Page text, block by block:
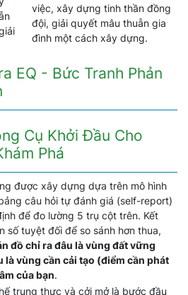
việc, xây dựng tinh thần đồng
đội, giải quyết mâu thuẫn gia
đình một cách xây dựng.
EQ - Bức Tranh Phản
Cụ Khởi Đầu Cho
Phá
được xây dựng dựa trên mô hình
câu hỏi tự đánh giá (self-report)
để đo lường 5 trụ cột trên. Kết
số tuyệt đối để so sánh hơn thua,
đồ chỉ ra đâu là vùng đất vững
là vùng cần cải tạo (điểm cần phát
của bạn.
trung thực và cởi mở là bước đầu